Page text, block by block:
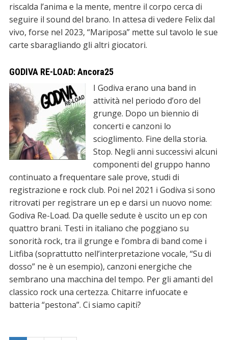
riscalda l’anima e la mente, mentre il corpo cerca di
seguire il sound del brano. In attesa di vedere Felix dal
vivo, forse nel 2023, “Mariposa” mette sul tavolo le sue
carte sbaragliando gli altri giocatori.
GODIVA RE-LOAD: Ancora25
I Godiva erano una band in
attività nel periodo d’oro del
grunge. Dopo un biennio di
concerti e canzoni lo
scioglimento. Fine della storia.
Stop. Negli anni successivi alcuni
componenti del gruppo hanno
continuato a frequentare sale prove, studi di
registrazione e rock club. Poi nel 2021 i Godiva si sono
ritrovati per registrare un ep e darsi un nuovo nome:
Godiva Re-Load. Da quelle sedute è uscito un ep con
quattro brani. Testi in italiano che poggiano su
sonorità rock, tra il grunge e l’ombra di band come i
Litfiba (soprattutto nell’interpretazione vocale, “Su di
dosso” ne è un esempio), canzoni energiche che
sembrano una macchina del tempo. Per gli amanti del
classico rock una certezza. Chitarre infuocate e
batteria “pestona”. Ci siamo capiti?